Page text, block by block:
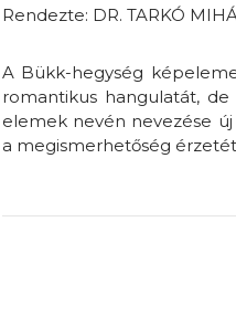
Rendezte: DR. TARKÓ
A Bükk-hegység
romantikus hangulatát,
elemek nevén nevezése
a megismerhetőség